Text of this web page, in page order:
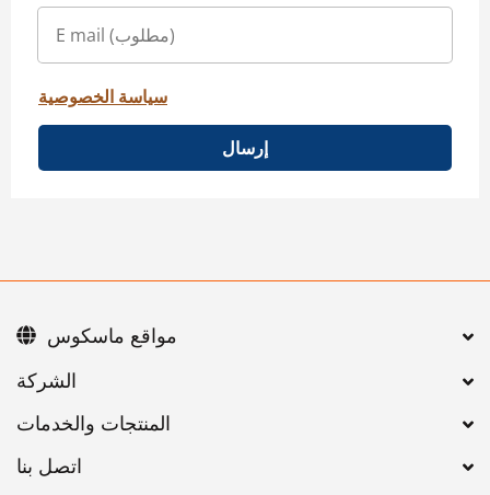
سياسة الخصوصية
إرسال
اتصل بنا
مواقع ماسكوس